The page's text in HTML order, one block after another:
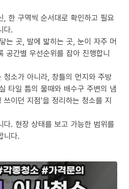
, 한 구역씩 순서대로 확인하고 필요
다.
는 곳, 발에 밟히는 곳, 눈이 자주 머
공간별 우선순위를 잡아 진행합니
청소가 아니라, 창틀의 먼지와 주방
타일 틈의 물때와 배수구 주변의 냄
이던 지점’을 정리하는 청소를 지
다. 현장 상태를 보고 가능한 범위를
니다.